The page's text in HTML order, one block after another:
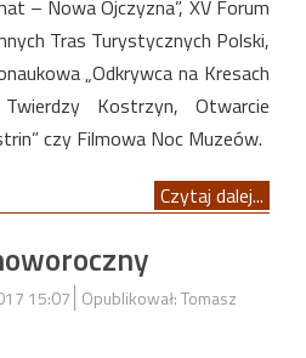
– Nowa Ojczyzna”, XV Forum
Tras Turystycznych Polski,
„Odkrywca na Kresach
Kostrzyn, Otwarcie
czy Filmowa Noc Muzeów.
Czytaj dalej...
15:07 Opublikował: Tomasz